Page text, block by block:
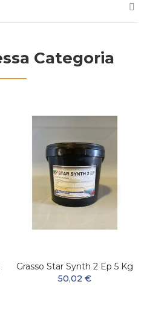
Categoria
Grasso Star Synth 2 Ep 5 Kg
50,02 €